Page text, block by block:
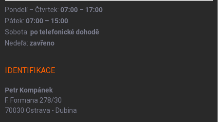
Pondelí – Čtvrtek: 07:00 – 17:00
Pátek: 07:00 – 15:00
Sobota: po telefonické dohodě
Nedeľa: zavřeno
IDENTIFIKACE
Petr Kompánek
F. Formana 278/30
70030 Ostrava - Dubina